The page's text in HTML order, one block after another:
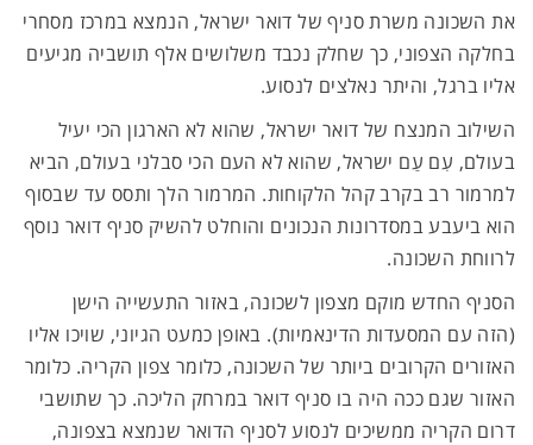
את השכונה משרת סניף של דואר ישראל, הנמצא במרכז מסחרי
בחלקה הצפוני, כך שחלק נכבד משלושים אלף תושביה מגיעים
אליו ברגל, והיתר נאלצים לנסוע.
השילוב המנצח של דואר ישראל, שהוא לא הארגון הכי יעיל
בעולם, עִם עַם ישראל, שהוא לא העם הכי סבלני בעולם, הביא
למרמור רב בקרב קהל הלקוחות. המרמור הלך ותסס עד שבסוף
הוא ביעבע במסדרונות הנכונים והוחלט להשיק סניף דואר נוסף
לרווחת השכונה.
הסניף החדש מוקם מצפון לשכונה, באזור התעשייה הישן
(הזה עם המסעדות הדינאמיות). באופן כמעט הגיוני, שויכו אליו
האזורים הקרובים ביותר של השכונה, כלומר צפון הקריה. כלומר
האזור שגם ככה היה בו סניף דואר במרחק הליכה. כך שתושבי
דרום הקריה ממשיכים לנסוע לסניף הדואר שנמצא בצפונה,